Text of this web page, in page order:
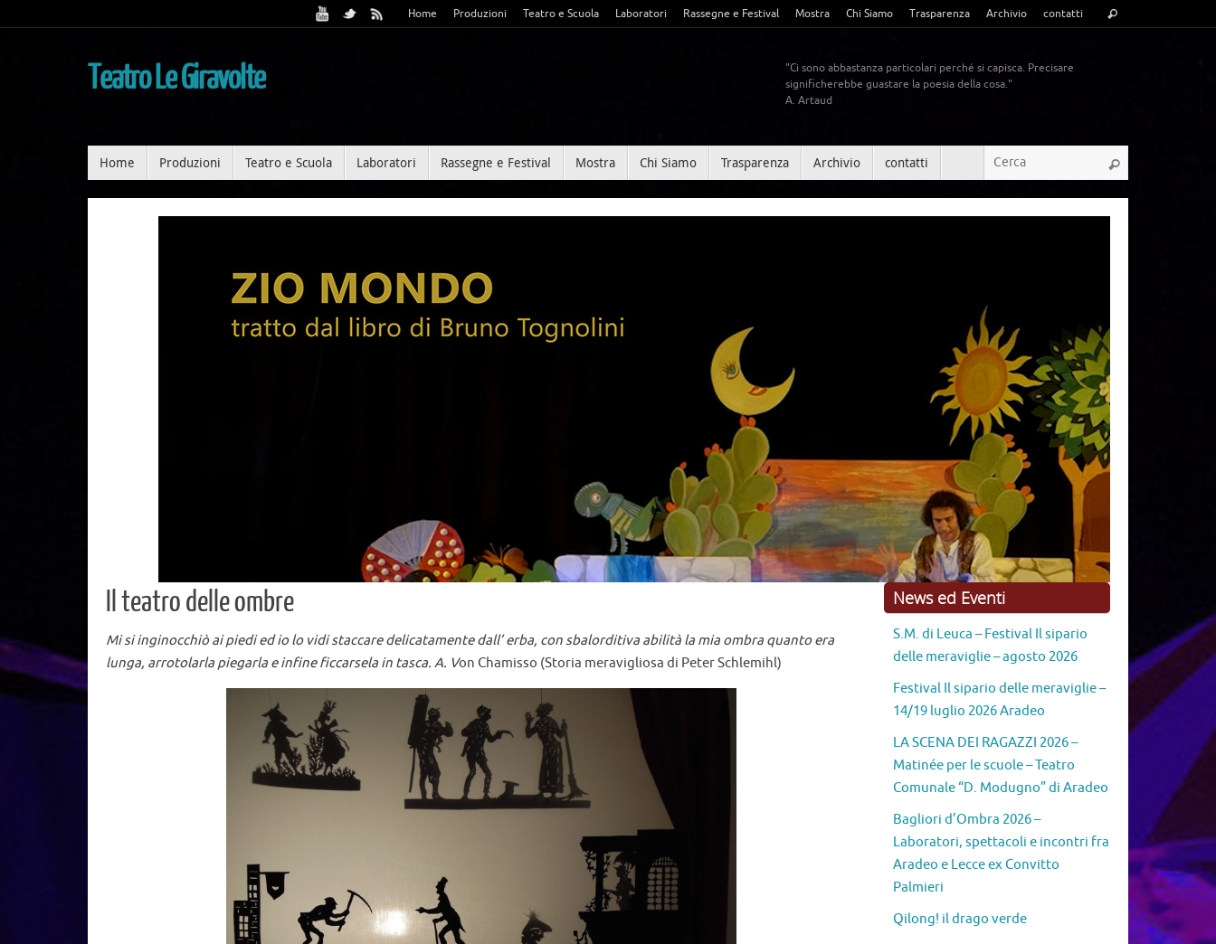
Home Produzioni Teatro e Scuola Laboratori Rassegne e Festival Mostra Chi Siamo Trasparenza Archivio contatti
Teatro Le Giravolte
"Ci sono abbastanza particolari perché si capisca. Precisare
significherebbe guastare la poesia della cosa."
A. Artaud
Home Produzioni Teatro e Scuola Laboratori Rassegne e Festival Mostra Chi Siamo Trasparenza Archivio contatti
Il teatro delle ombre
Mi si inginocchiò ai piedi ed io lo vidi staccare delicatamente dall’ erba, con sbalorditiva abilità la mia ombra quanto era
lunga, arrotolarla piegarla e infine ficcarsela in tasca. A. V on Chamisso (Storia meravigliosa di Peter Schlemihl)
News ed Eventi
delle meraviglie – agosto 2026